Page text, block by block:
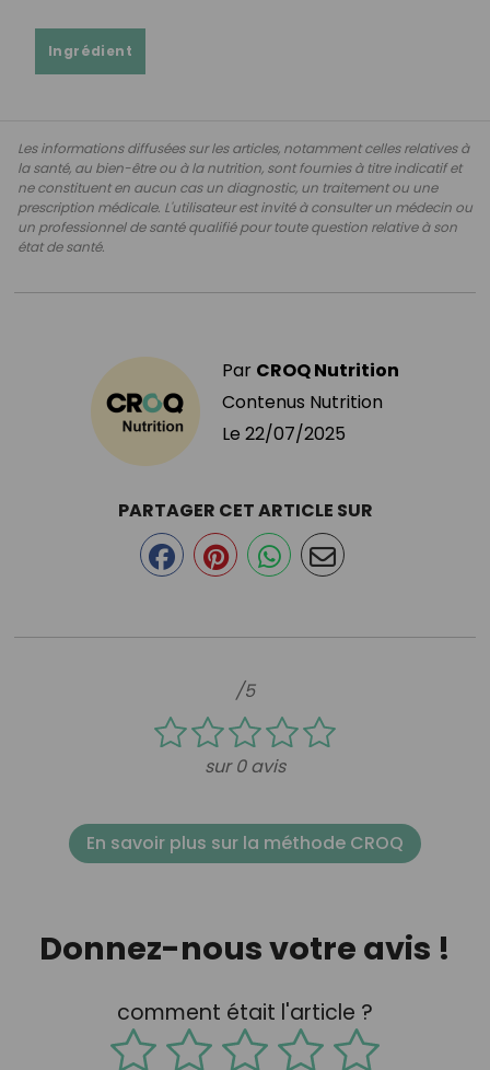
Ingrédient
Les informations diffusées sur les articles, notamment celles relatives à
la santé, au bien-être ou à la nutrition, sont fournies à titre indicatif et
ne constituent en aucun cas un diagnostic, un traitement ou une
prescription médicale. L'utilisateur est invité à consulter un médecin ou
un professionnel de santé qualifié pour toute question relative à son
état de santé.
Par CROQ Nutrition
Contenus Nutrition
Le 22/07/2025
/5
sur 0 avis
PARTAGER CET ARTICLE SUR
En savoir plus sur la méthode CROQ
Donnez-nous votre avis !
comment était l'article ?